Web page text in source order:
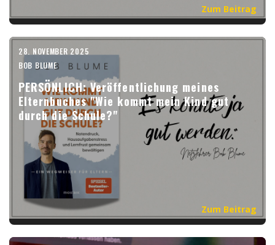
Zum Beitrag
28. NOVEMBER 2025
BOB BLUME
PERSÖNLICH: Veröffentlichung meines
Elternbuches "Wie kommt mein Kind gut
durch die Schule?"
Zum Beitrag